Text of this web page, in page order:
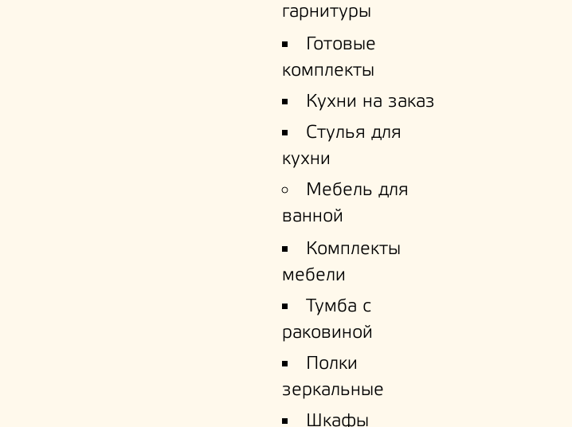
гарнитуры
Готовые
комплекты
Кухни на заказ
Стулья для
кухни
Мебель для
ванной
Комплекты
мебели
Тумба с
раковиной
Полки
зеркальные
Шкафы